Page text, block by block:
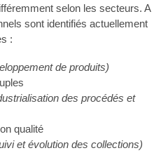
selon les secteurs. A
sont identifiés actuellement
:
de produits)
des procédés et
qualité
et évolution des collections)